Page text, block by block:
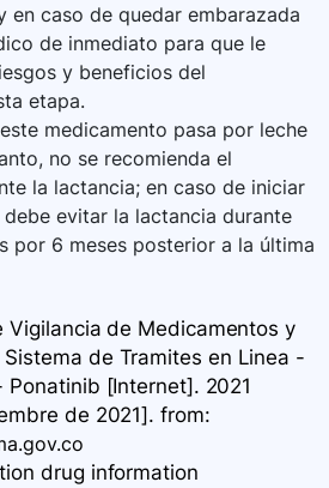
en caso de quedar embarazada
de inmediato para que le
y beneficios del
etapa.
medicamento pasa por leche
no se recomienda el
la lactancia; en caso de iniciar
evitar la lactancia durante
por 6 meses posterior a la última
Vigilancia de Medicamentos y
de Tramites en Linea -
Ponatinib [Internet]. 2021
de 2021]. from:
drug information